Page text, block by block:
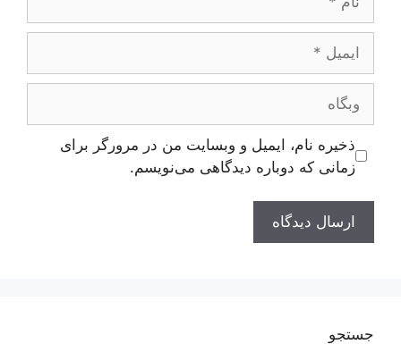
وبگاه
ذخیره نام، ایمیل و وبسایت من در مرورگر برای
زمانی که دوباره دیدگاهی می‌نویسم.
جستجو